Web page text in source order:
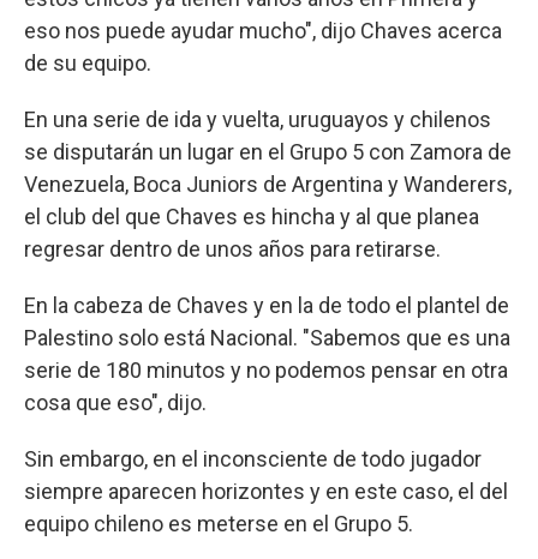
eso nos puede ayudar mucho", dijo Chaves acerca
de su equipo.
En una serie de ida y vuelta, uruguayos y chilenos
se disputarán un lugar en el Grupo 5 con Zamora de
Venezuela, Boca Juniors de Argentina y Wanderers,
el club del que Chaves es hincha y al que planea
regresar dentro de unos años para retirarse.
En la cabeza de Chaves y en la de todo el plantel de
Palestino solo está Nacional. "Sabemos que es una
serie de 180 minutos y no podemos pensar en otra
cosa que eso", dijo.
Sin embargo, en el inconsciente de todo jugador
siempre aparecen horizontes y en este caso, el del
equipo chileno es meterse en el Grupo 5.